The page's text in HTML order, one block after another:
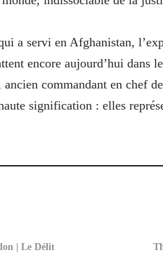
a servi en Afghanistan,
encore aujourd’hui dans
commandant en chef
signification : elles
| Le Délit